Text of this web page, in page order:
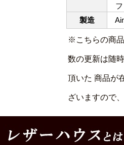
フ
製造
※こちらの商
数の更新は随
頂いた 商品が
ざいますので